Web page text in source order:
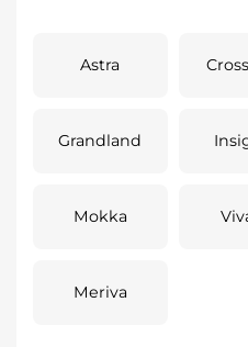
Astra
Grandland
Mokka
Meriva